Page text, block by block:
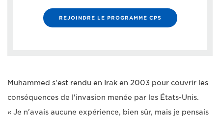
REJOINDRE LE PROGRAMME CPS
Muhammed s'est rendu en Irak en 2003 pour couvrir les
conséquences de l'invasion menée par les États-Unis.
« Je n'avais aucune expérience, bien sûr, mais je pensais